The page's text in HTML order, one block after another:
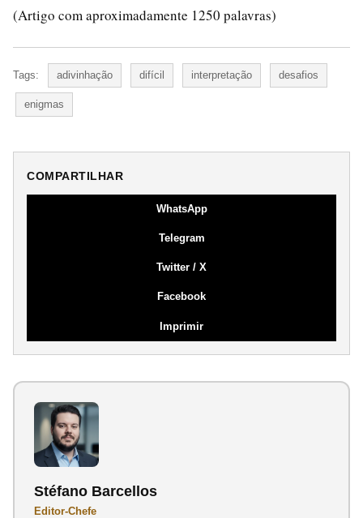
(Artigo com aproximadamente 1250 palavras)
Tags: adivinhação difícil interpretação desafios
enigmas
COMPARTILHAR
WhatsApp
Telegram
Twitter / X
Facebook
Imprimir
Stéfano Barcellos
Editor-Chefe